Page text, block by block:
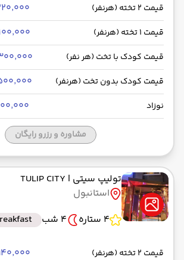
قیمت 2 تخته (هرنفر)
قیمت 1 تخته (هرنفر)
قیمت کودک با تخت (هر نفر)
قیمت کودک بدون تخت (هرنفر)
نوزاد
مشاوره و رزرو رایگان
تولیپ سیتی | TULIP CITY
استانبول
4 ستاره
4 شب
قیمت 2 تخته (هرنفر)